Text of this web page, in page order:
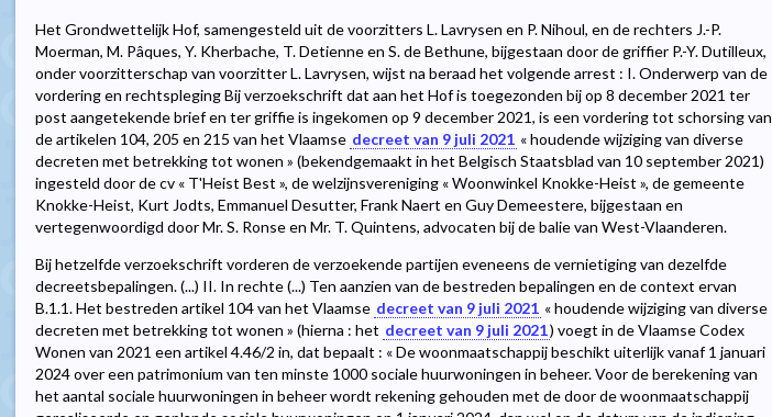
Het Grondwettelijk Hof, samengesteld uit de voorzitters L. Lavrysen en P. Nihoul, en de rechters J.-P.
Moerman, M. Pâques, Y. Kherbache, T. Detienne en S. de Bethune, bijgestaan door de griffier P.-Y. Dutilleux,
onder voorzitterschap van voorzitter L. Lavrysen, wijst na beraad het volgende arrest : I. Onderwerp van de
vordering en rechtspleging Bij verzoekschrift dat aan het Hof is toegezonden bij op 8 december 2021 ter
post aangetekende brief en ter griffie is ingekomen op 9 december 2021, is een vordering tot schorsing van
de artikelen 104, 205 en 215 van het Vlaamse decreet van 9 juli 2021 « houdende wijziging van diverse
decreten met betrekking tot wonen » (bekendgemaakt in het Belgisch Staatsblad van 10 september 2021)
ingesteld door de cv « T'Heist Best », de welzijnsvereniging « Woonwinkel Knokke-Heist », de gemeente
Knokke-Heist, Kurt Jodts, Emmanuel Desutter, Frank Naert en Guy Demeestere, bijgestaan en
vertegenwoordigd door Mr. S. Ronse en Mr. T. Quintens, advocaten bij de balie van West-Vlaanderen.
Bij hetzelfde verzoekschrift vorderen de verzoekende partijen eveneens de vernietiging van dezelfde
decreetsbepalingen. (...) II. In rechte (...) Ten aanzien van de bestreden bepalingen en de context ervan
B.1.1. Het bestreden artikel 104 van het Vlaamse decreet van 9 juli 2021 « houdende wijziging van diverse
decreten met betrekking tot wonen » (hierna : het decreet van 9 juli 2021) voegt in de Vlaamse Codex
Wonen van 2021 een artikel 4.46/2 in, dat bepaalt : « De woonmaatschappij beschikt uiterlijk vanaf 1 januari
2024 over een patrimonium van ten minste 1000 sociale huurwoningen in beheer. Voor de berekening van
het aantal sociale huurwoningen in beheer wordt rekening gehouden met de door de woonmaatschappij